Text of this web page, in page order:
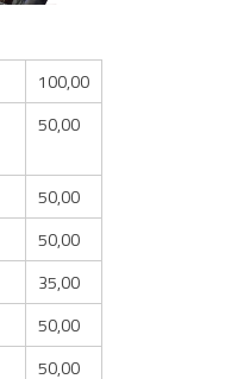
100,00
50,00
50,00
50,00
35,00
50,00
50,00